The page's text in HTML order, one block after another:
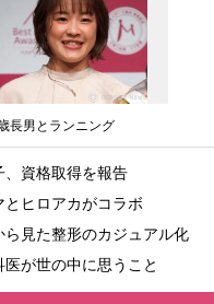
長男とランニング
、資格取得を報告
とヒロアカがコラボ
ら見た整形のカジュアル化
医が世の中に思うこと